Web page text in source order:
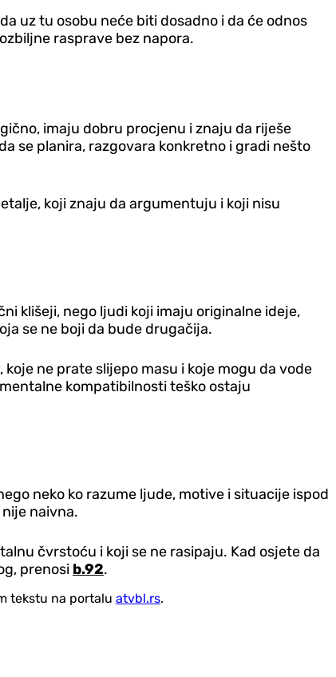
uz tu osobu neće biti dosadno i da će odnos
rasprave bez napora.
imaju dobru procjenu i znaju da riješe
se planira, razgovara konkretno i gradi nešto
koji znaju da argumentuju i koji nisu
klišeji, nego ljudi koji imaju originalne ideje,
se ne boji da bude drugačija.
ne prate slijepo masu i koje mogu da vode
kompatibilnosti teško ostaju
neko ko razume ljude, motive i situacije ispod
naivna.
čvrstoću i koji se ne rasipaju. Kad osjete da
prenosi b.92.
tekstu na portalu atvbl.rs.